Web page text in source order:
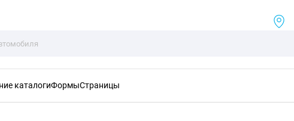
каталогиФормыСтраницы